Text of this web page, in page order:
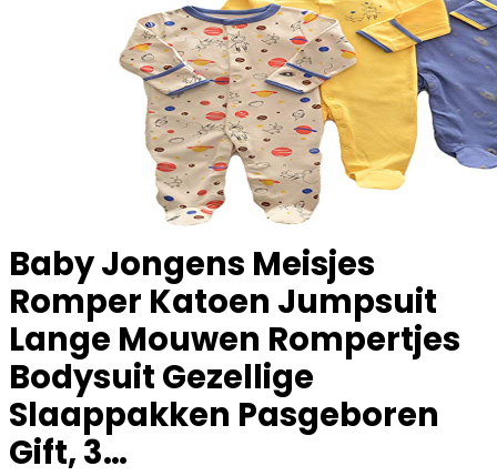
Baby Jongens Meisjes
Romper Katoen Jumpsuit
Lange Mouwen Rompertjes
Bodysuit Gezellige
Slaappakken Pasgeboren
Gift, 3…